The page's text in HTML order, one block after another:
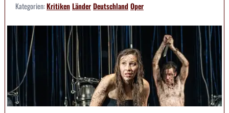
Kategorien:KritikenLänderDeutschlandOper